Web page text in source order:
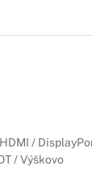
/
/ Výškovo